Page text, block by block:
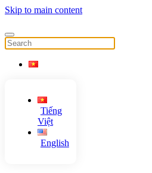
Skip to main content
Tiếng
Việt
English